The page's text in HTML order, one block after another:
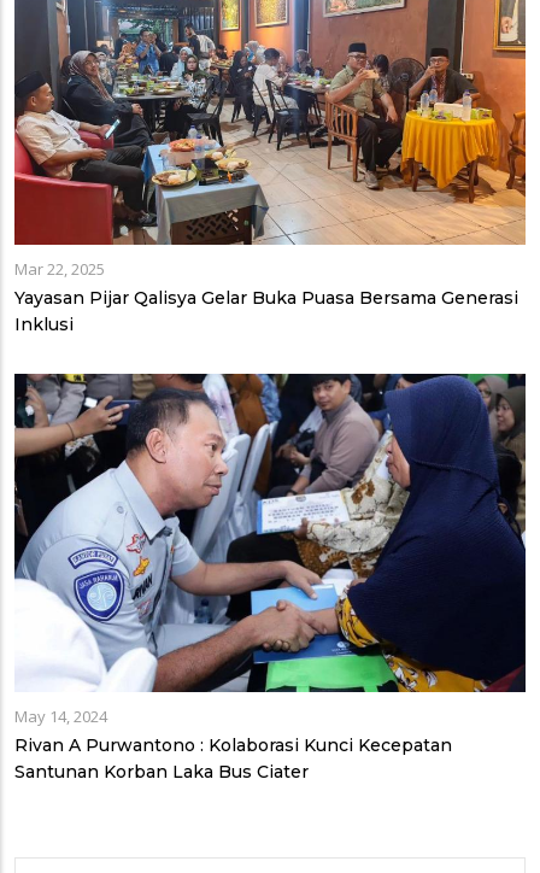
Mar 22, 2025
Yayasan Pijar Qalisya Gelar Buka Puasa Bersama Generasi
Inklusi
May 14, 2024
Rivan A Purwantono : Kolaborasi Kunci Kecepatan
Santunan Korban Laka Bus Ciater